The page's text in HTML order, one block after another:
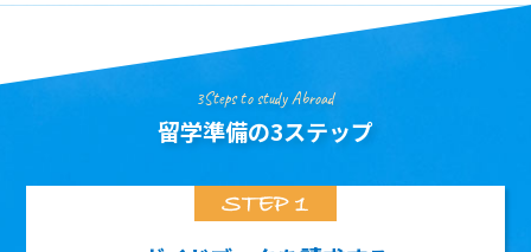
3Steps to study Abroad
留学準備の3ステップ